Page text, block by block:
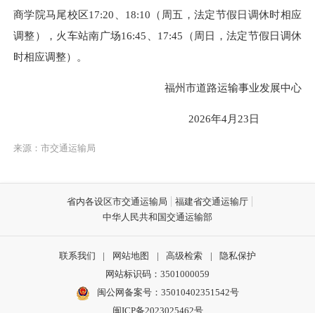
商学院马尾校区17:20、18:10（周五，法定节假日调休时相应
调整），火车站南广场16:45、17:45（周日，法定节假日调休
时相应调整）。
福州市道路运输事业发展中心
2026年4月23日
来源：市交通运输局
省内各设区市交通运输局
福建省交通运输厅
中华人民共和国交通运输部
联系我们 | 网站地图 | 高级检索 |
隐私保护
网站标识码：3501000059
闽公网备案号：35010402351542号
闽ICP备2023025462号